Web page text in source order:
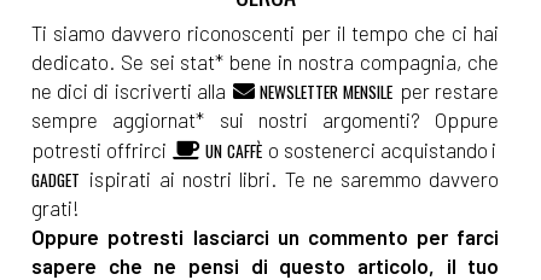
Ti siamo davvero riconoscenti per il tempo che ci hai
dedicato. Se sei stat* bene in nostra compagnia, che
ne dici di iscriverti alla
NEWSLETTER MENSILE per restare
sempre aggiornat* sui nostri argomenti? Oppure
potresti offrirci
UN CAFFÈ o sostenerci acquistando i
GADGET ispirati ai nostri libri. Te ne saremmo davvero
grati!
Oppure potresti lasciarci un commento per farci
sapere che ne pensi di questo articolo, il tuo